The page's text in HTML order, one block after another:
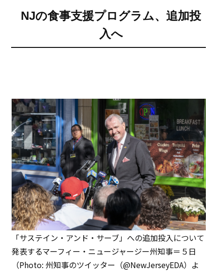
NJの食事支援プログラム、追加投
入へ
「サステイン・アンド・サーブ」への追加投入について
発表するマーフィー・ニュージャージー州知事＝５日
（Photo: 州知事のツイッター（@NewJerseyEDA）よ